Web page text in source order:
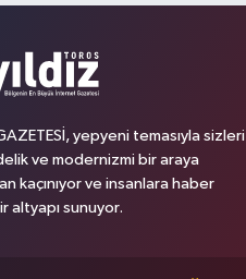
yepyeni temasıyla sizleri
ve modernizmi bir araya
kaçınıyor ve insanlara haber
altyapı sunuyor.